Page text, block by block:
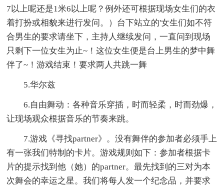
7以上呢还是1米6以上呢？例外还可根据现场女生们的衣
着打扮或相貌来进行发问。）台下站立的'女生们如不符
合男生的要求请坐下，主持人继续发问，一直问到现场
只剩下一位女生为止~！这位女生便是台上男生的梦中舞
伴了~！游戏结束！要求两人共跳一舞
5.华尔兹
6.自由舞动：各种音乐穿插，时而轻柔，时而劲爆，
让现场观众根据音乐的节奏来跳。
7.游戏《寻找partner》。没有舞伴的参加者必须手上
有一张我们特制的卡片。游戏规则如下：参加者根据卡
片的提示找到他（她）的partner。最先找到的三对为本
次舞会的幸运之星。我们将每人发一个纪念品，并要求